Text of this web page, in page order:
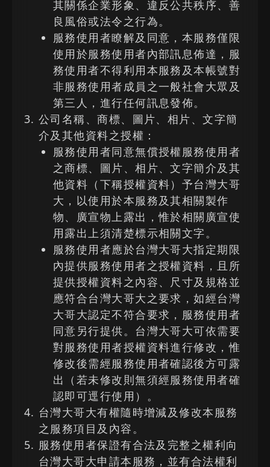
其關係企業形象、違反公共秩序、善
良風俗或法令之行為。
服務使用者瞭解及同意，本服務僅限
使用於服務使用者內部訊息佈達，服
務使用者不得利用本服務及本帳號對
非服務使用者成員之一般社會大眾及
第三人，進行任何訊息發佈。
公司名稱、商標、圖片、相片、文字簡
介及其他資料之授權：
服務使用者同意無償授權服務使用者
之商標、圖片、相片、文字簡介及其
他資料（下稱授權資料）予台灣大哥
大，以使用於本服務及其相關製作
物、廣宣物上露出，惟於相關廣宣使
用露出上須清楚標示相關文字。
服務使用者應於台灣大哥大指定期限
內提供服務使用者之授權資料，且所
提供授權資料之內容、尺寸及規格並
應符合台灣大哥大之要求，如經台灣
大哥大認定不符合要求，服務使用者
同意另行提供。台灣大哥大可依需要
對服務使用者授權資料進行修改，惟
修改後需經服務使用者確認後方可露
出（若未修改則無須經服務使用者確
認即可逕行使用）。
台灣大哥大有權隨時增減及修改本服務
之服務項目及內容。
服務使用者保證有合法及完整之權利向
台灣大哥大申請本服務，並有合法權利